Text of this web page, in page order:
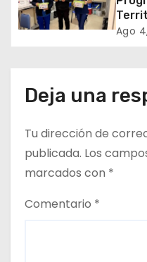
e
r
a
d
Ago
Deja una
Tu dirección de
publicada. Los
marcados con *
Comentario *